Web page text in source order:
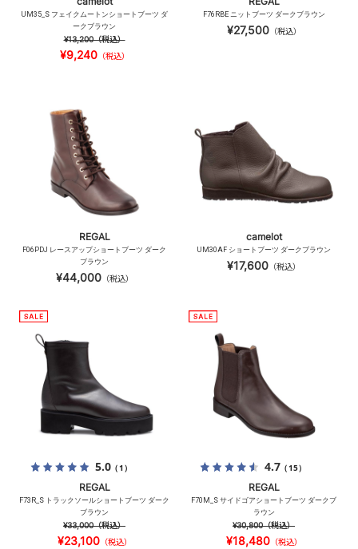
UM35_S フェイクムートンショートブーツ ダ
ークブラウン
¥13,200（税込）
¥9,240（税込）
F76RBE ニットブーツ ダークブラウン
¥27,500（税込）
REGAL
F06PDJ レースアップショートブーツ ダーク
ブラウン
¥44,000（税込）
camelot
UM30AF ショートブーツ ダークブラウン
¥17,600 （税込）
5.0（1）
REGAL
F73R_S トラックソールショートブーツ ダーク
ブラウン
¥33,000（税込）
¥23,100（税込）
4.7（15）
REGAL
F70M_S サイドゴアショートブーツ ダークブ
ラウン
¥30,800（税込）
¥18,480（税込）